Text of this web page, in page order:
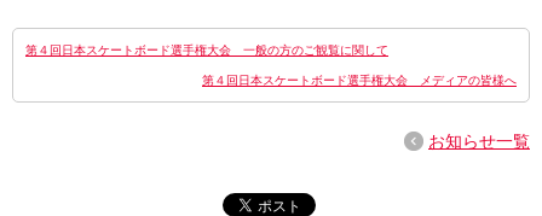
第４回日本スケートボード選手権大会 一般の方のご観覧に関して
第４回日本スケートボード選手権大会 メディアの皆様へ
お知らせ一覧